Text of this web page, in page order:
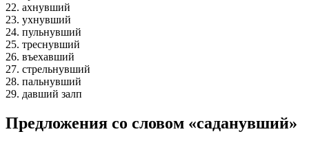
22. ахнувший
23. ухнувший
24. пульнувший
25. треснувший
26. въехавший
27. стрельнувший
28. пальнувший
29. давший залп
Предложения со словом «саданувший»